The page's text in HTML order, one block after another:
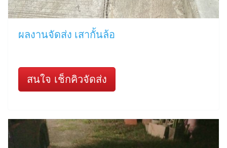
ผลงานจัดส่ง เสากั้นล้อ
สนใจ เช็กคิวจัดส่ง